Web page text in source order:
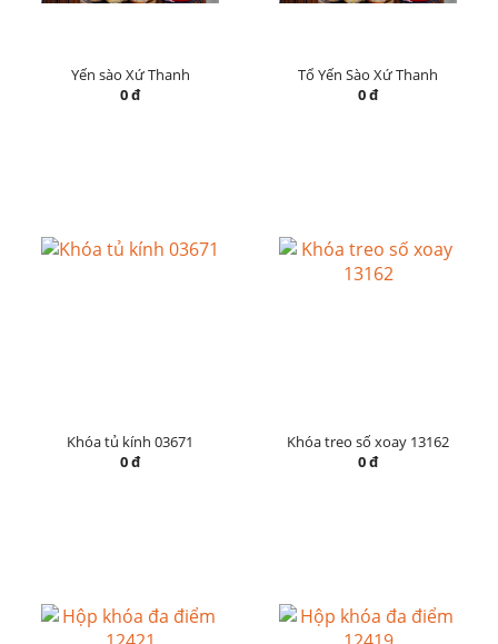
Yến sào Xứ Thanh
0 đ
Tổ Yến Sào Xứ Thanh
0 đ
Khóa tủ kính 03671
0 đ
Khóa treo số xoay 13162
0 đ